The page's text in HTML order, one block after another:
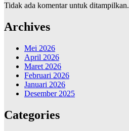
Tidak ada komentar untuk ditampilkan.
Archives
Mei 2026
April 2026
Maret 2026
Februari 2026
Januari 2026
Desember 2025
Categories